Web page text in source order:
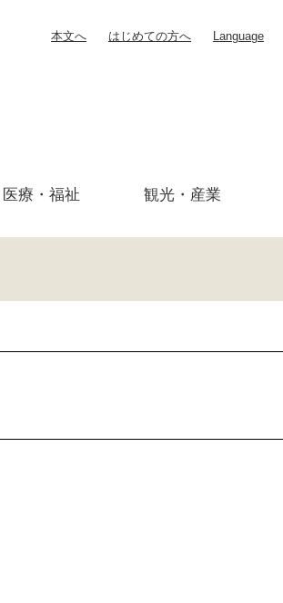
本文へ はじめての方へ Language
療・ 福祉 観光・産業